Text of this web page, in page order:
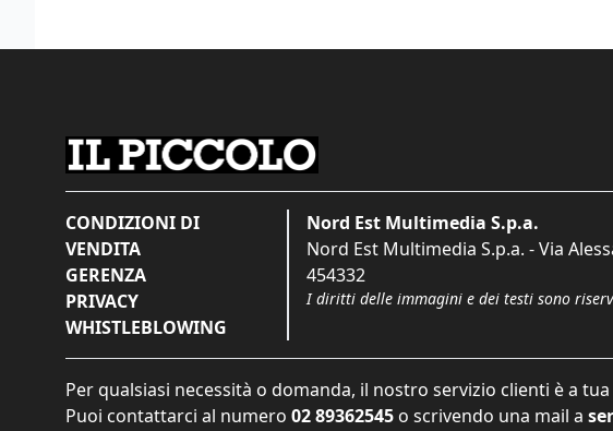
CONDIZIONI DI
VENDITA
GERENZA
PRIVACY
WHISTLEBLOWING
Nord Est Multimedia S.p.a.
Nord Est Multimedia S.p.a. - Via
454332
I diritti delle immagini e dei testi sono
Per qualsiasi necessità o domanda, il nostro servizio clienti è a
Puoi contattarci al numero 02 89362545 o scrivendo una mail a